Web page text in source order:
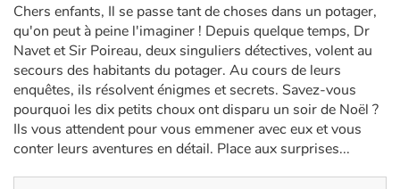
Écologie, nature, saisons
Les animaux
Voyage, épopée, enquête, aventure
Chers enfants, Il se passe tant de choses dans un potager,
qu'on peut à peine l'imaginer ! Depuis quelque temps, Dr
Navet et Sir Poireau, deux singuliers détectives, volent au
secours des habitants du potager. Au cours de leurs
enquêtes, ils résolvent énigmes et secrets. Savez-vous
pourquoi les dix petits choux ont disparu un soir de Noël ?
Ils vous attendent pour vous emmener avec eux et vous
conter leurs aventures en détail. Place aux surprises...